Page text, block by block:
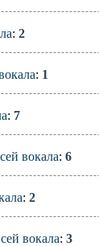
: 2
: 1
: 7
вокала: 6
: 2
вокала: 3